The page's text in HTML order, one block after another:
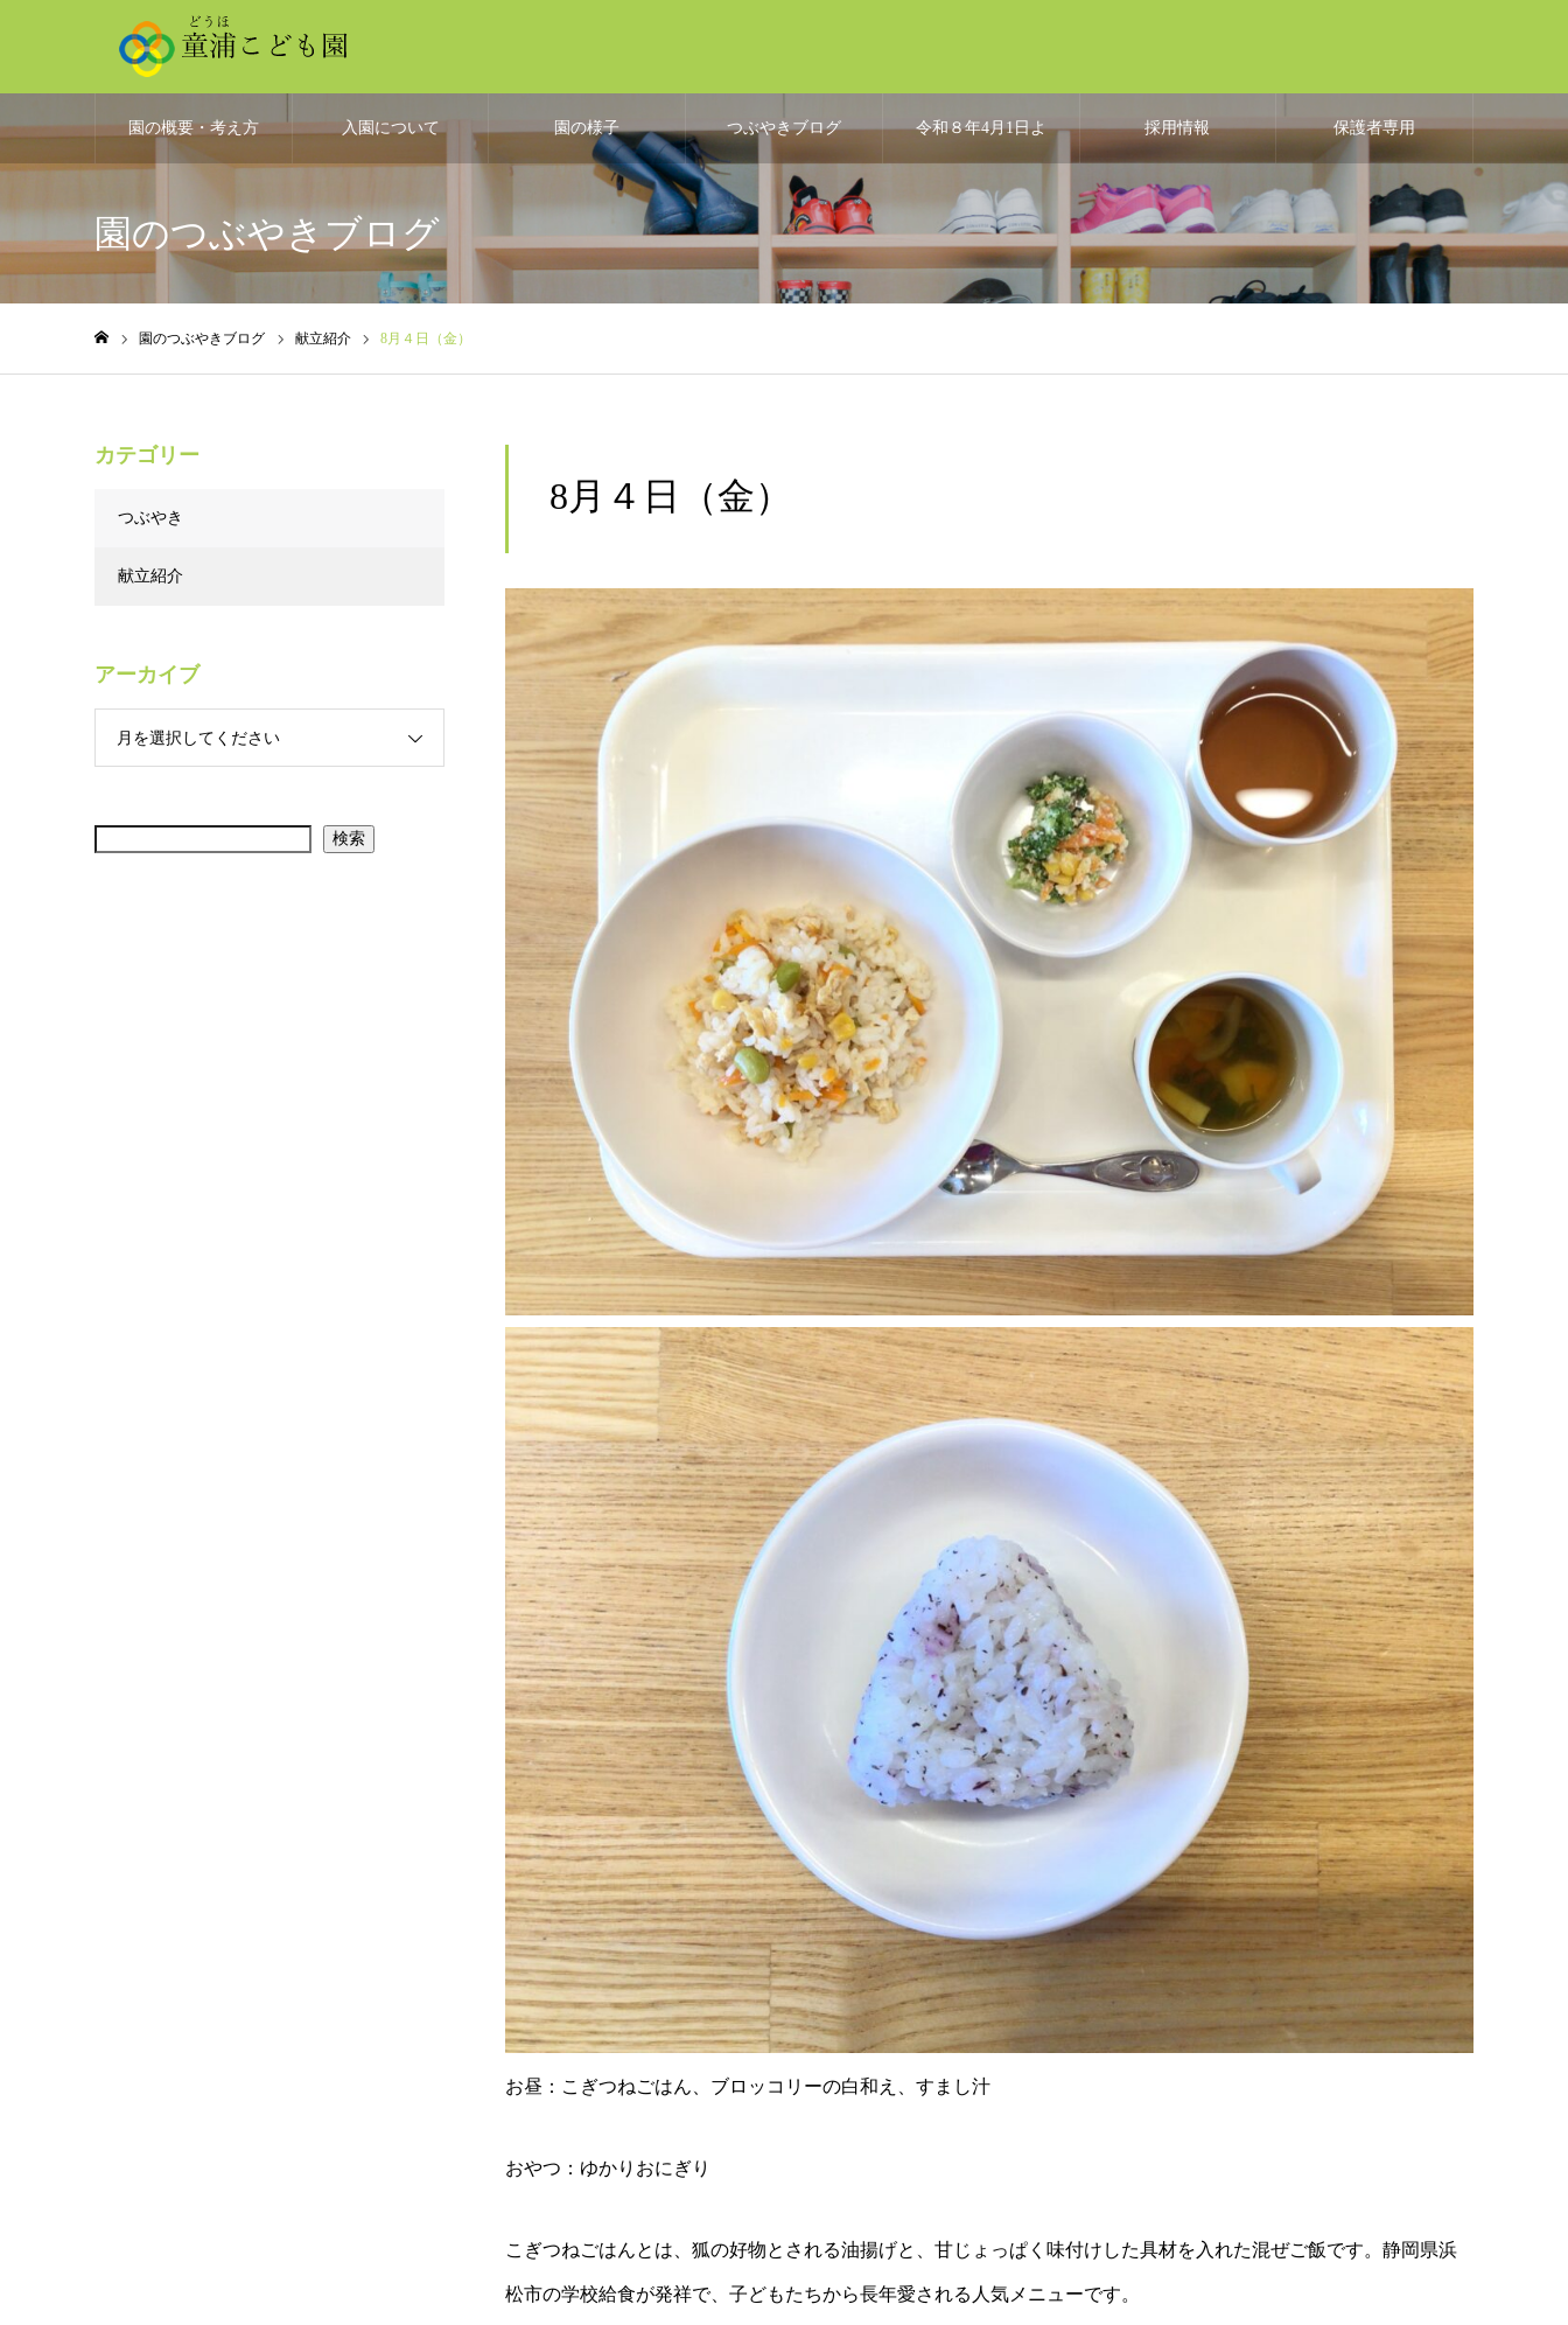
園の概要・考え方 入園について 園の様子 つぶやきブログ 令和８年4月1日よ
り、こども誰でも
通園制度開始
採用情報 保護者専用
園のつぶやきブログ
園のつぶやきブログ 献立紹介 8月４日（金）
8月４日（金）
お昼：こぎつねごはん、ブロッコリーの白和え、すまし汁
おやつ：ゆかりおにぎり
こぎつねごはんとは、狐の好物とされる油揚げと、甘じょっぱく味付けした具材を入れた混ぜご飯です。静岡県浜
松市の学校給食が発祥で、子どもたちから長年愛される人気メニューです。
カテゴリー
つぶやき
献立紹介
アーカイブ
月を選択してください
検索